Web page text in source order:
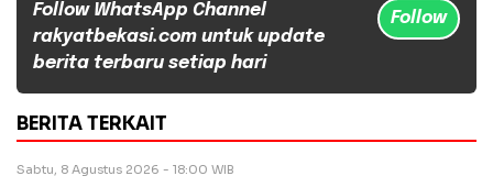
Follow WhatsApp Channel
rakyatbekasi.com untuk update
berita terbaru setiap hari
Follow
BERITA TERKAIT
Sabtu, 8 Agustus 2026 - 18:00 WIB